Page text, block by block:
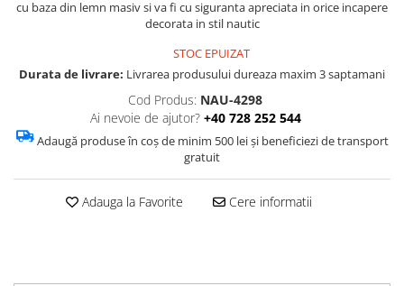
cu baza din lemn masiv si va fi cu siguranta apreciata in orice incapere
decorata in stil nautic
STOC EPUIZAT
Durata de livrare: Livrarea produsului dureaza maxim 3 saptamani
Cod Produs: NAU-4298
Ai nevoie de ajutor? +40 728 252 544
Adaugă produse în coș de minim 500 lei și beneficiezi de transport
gratuit
Adauga la Favorite Cere informatii